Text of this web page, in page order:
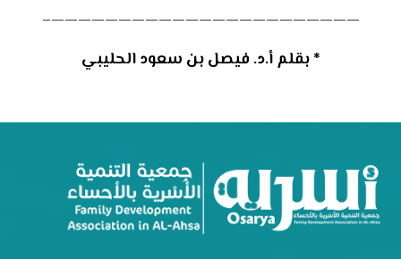
———————————————————————–
* بقلم أ.د. فيصل بن سعود الحليبي